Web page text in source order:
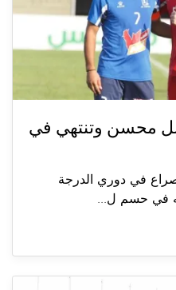
محسن وتنتهي في
في دوري الدرجة
في حسم ل...